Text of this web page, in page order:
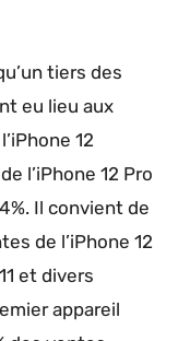
tiers des
eu lieu aux
12
l’iPhone 12 Pro
Il convient de
de l’iPhone 12
et divers
appareil